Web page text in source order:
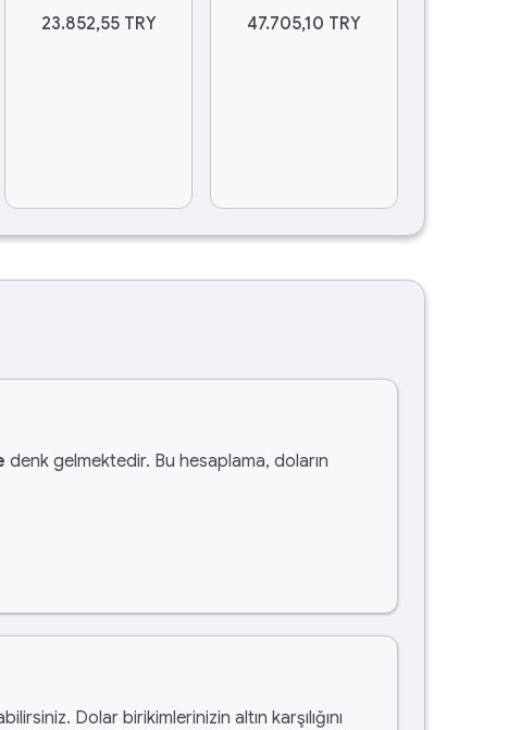
23.852,55 TRY 47.705,10 TRY
denk gelmektedir. Bu hesaplama, doların
Dolar birikimlerinizin altın karşılığını